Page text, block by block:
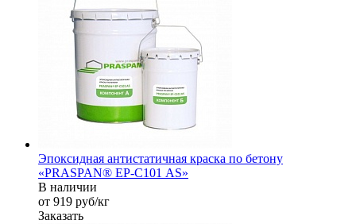
Эпоксидная антистатичная краска по бетону
«PRASPAN® EP-С101 AS»
В наличии
от 919 руб/кг
Заказать